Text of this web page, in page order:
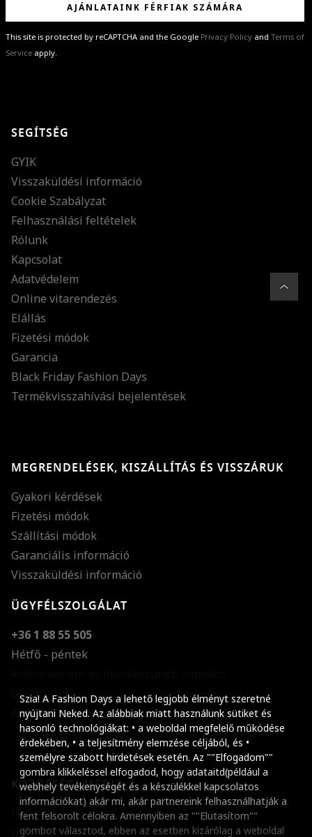
Szia! A Fashion Days a lehető legjobb élményt szeretné
nyújtani Neked. Az alábbiak miatt használunk sütiket és
hasonló technológiákat: • a weboldal megfelelő működése
érdekében, • a teljesítmény elemzése céljából, és •
személyre szabott hirdetések esetén. Az ""Elfogadom""
gombra klikkeléssel elfogadod, hogy adataitd(például a
webhely tevékenységét és a készülékkel kapcsolatos
információkat) akár mi, akár partnereink felhasználhatják a
fent felsorolt célokra. Amennyiben az ""Elutasítom""
gombot választod, ebben az esetben kizárólag a weboldal
AJÁNLATAINK FÉRFIAK SZÁMÁRA
This site is protected by reCAPTCHA and the Google Privacy Policy and Terms of
Service apply.
különleges ajánlatainkat és stílustippjeinket!
SEGÍTSÉG
GYIK
Visszaküldési információ
Cookie Szabályzat
Felhasználási feltételek
Rólunk
Kapcsolat
Adatvédelem
Online vitarendezés
Elállás
Fizetési módok
Garancia
Black Friday Fashion Days
Termékvisszahívási bejelentések
MEGRENDELÉSEK, KISZÁLLÍTÁS ÉS VISSZÁRUK
Gyakori kérdések
Fizetési módok
Szállítási módok
Garanciális információ
Visszaküldési információ
ÜGYFÉLSZOLGÁLAT
+36 1 88 55 505
Hétfő - péntek
08:00 - 16:30
E-mail küldése
KÖZÖSSÉGI MÉDIA
Facebook
Instagram
Szöveg méretének
Szóköz növelése
Szóköz csökkentése
Sortávolság
Sortávolság